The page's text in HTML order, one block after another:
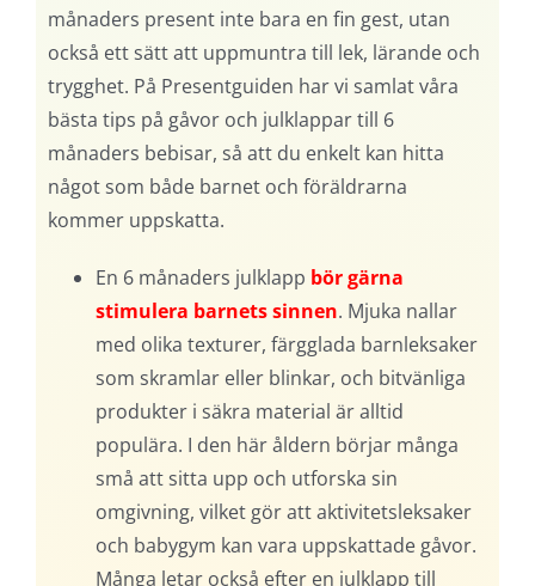
månaders present inte bara en fin gest, utan
också ett sätt att uppmuntra till lek, lärande och
trygghet. På Presentguiden har vi samlat våra
bästa tips på gåvor och julklappar till 6
månaders bebisar, så att du enkelt kan hitta
något som både barnet och föräldrarna
kommer uppskatta.
En 6 månaders julklapp bör gärna
stimulera barnets sinnen. Mjuka nallar
med olika texturer, färgglada barnleksaker
som skramlar eller blinkar, och bitvänliga
produkter i säkra material är alltid
populära. I den här åldern börjar många
små att sitta upp och utforska sin
omgivning, vilket gör att aktivitetsleksaker
och babygym kan vara uppskattade gåvor.
Många letar också efter en julklapp till